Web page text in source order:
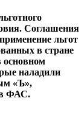
Соглашения
льгот
в стране
основном
наладили
«Ъ»,
в ФАС.